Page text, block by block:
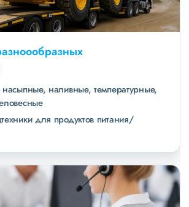
насыпные, наливные, температурные,
для продуктов питания/